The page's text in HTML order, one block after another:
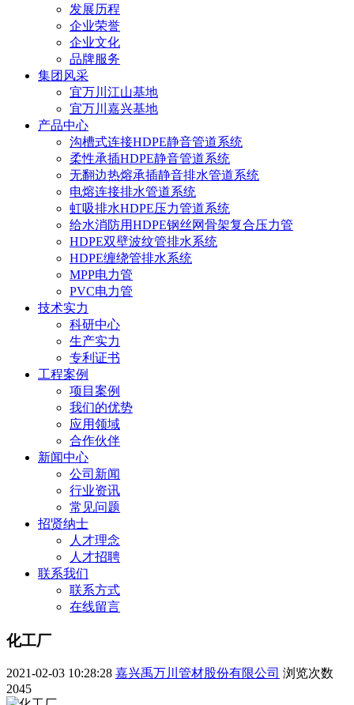
发展历程
企业荣誉
企业文化
品牌服务
集团风采
宜万川江山基地
宜万川嘉兴基地
产品中心
沟槽式连接HDPE静音管道系统
柔性承插HDPE静音管道系统
无翻边热熔承插静音排水管道系统
电熔连接排水管道系统
虹吸排水HDPE压力管道系统
给水消防用HDPE钢丝网骨架复合压力管
HDPE双壁波纹管排水系统
HDPE缠绕管排水系统
MPP电力管
PVC电力管
技术实力
科研中心
生产实力
专利证书
工程案例
项目案例
我们的优势
应用领域
合作伙伴
新闻中心
公司新闻
行业资讯
常见问题
招贤纳士
人才理念
人才招聘
联系我们
联系方式
在线留言
化工厂
2021-02-03 10:28:28 嘉兴禹万川管材股份有限公司 浏览次数
2045